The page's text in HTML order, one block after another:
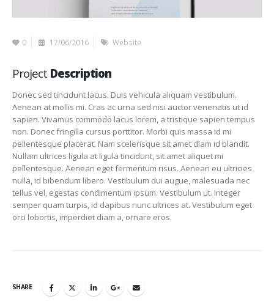
0 17/06/2016 Website
Project Description
Donec sed tincidunt lacus. Duis vehicula aliquam vestibulum.
Aenean at mollis mi. Cras ac urna sed nisi auctor venenatis ut id
sapien. Vivamus commodo lacus lorem, a tristique sapien tempus
non. Donec fringilla cursus porttitor. Morbi quis massa id mi
pellentesque placerat. Nam scelerisque sit amet diam id blandit.
Nullam ultrices ligula at ligula tincidunt, sit amet aliquet mi
pellentesque. Aenean eget fermentum risus. Aenean eu ultricies
nulla, id bibendum libero. Vestibulum dui augue, malesuada nec
tellus vel, egestas condimentum ipsum. Vestibulum ut. Integer
semper quam turpis, id dapibus nunc ultrices at. Vestibulum eget
orci lobortis, imperdiet diam a, ornare eros.
SHARE